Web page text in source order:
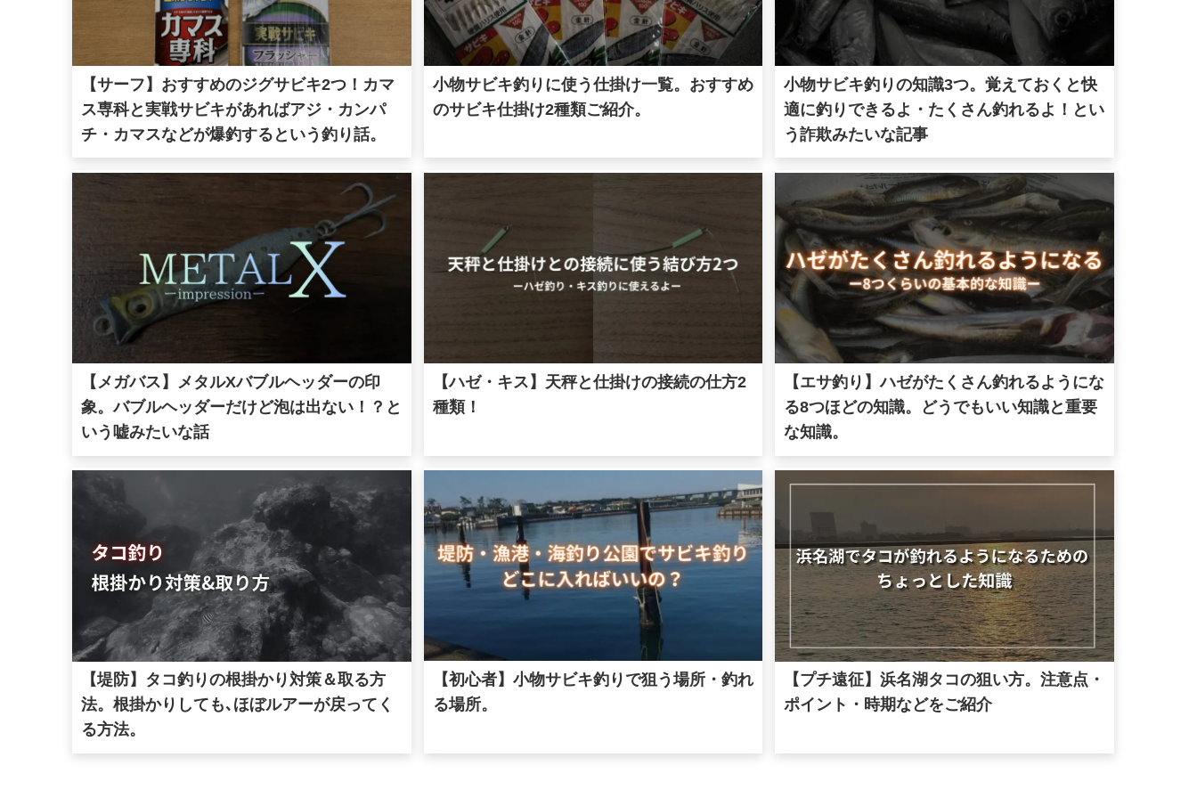
【サーフ】おすすめのジグサビキ2つ！カマ
ス専科と実戦サビキがあればアジ・カンパ
チ・カマスなどが爆釣するという釣り話。
小物サビキ釣りに使う仕掛け一覧。おすすめ
のサビキ仕掛け2種類ご紹介。
小物サビキ釣りの知識3つ。覚えておくと快
適に釣りできるよ・たくさん釣れるよ！とい
う詐欺みたいな記事
【メガバス】メタルXバブルヘッダーの印
象。バブルヘッダーだけど泡は出ない！？と
いう嘘みたいな話
【ハゼ・キス】天秤と仕掛けの接続の仕方2
種類！
【エサ釣り】ハゼがたくさん釣れるようにな
る8つほどの知識。どうでもいい知識と重要
な知識。
【堤防】タコ釣りの根掛かり対策＆取る方
法。根掛かりしても､ほぼルアーが戻ってく
る方法。
【初心者】小物サビキ釣りで狙う場所・釣れ
る場所。
【プチ遠征】浜名湖タコの狙い方。注意点・
ポイント・時期などをご紹介